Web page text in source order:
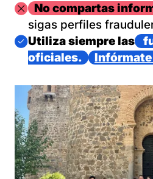
ImagenNo compartas
sigas perfiles
Imagen
Utiliza siempre las
oficiales.